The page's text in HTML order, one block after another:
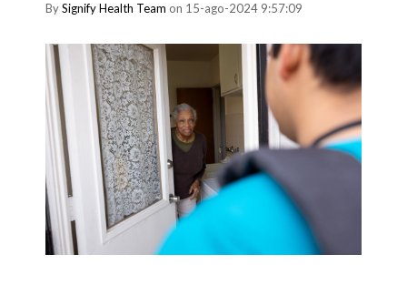
BySignify Health Team on 15-ago-2024 9:57:09